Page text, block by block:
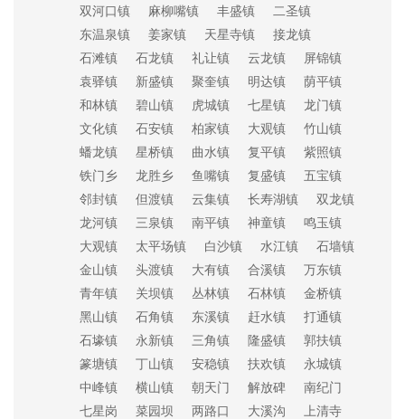
双河口镇
麻柳嘴镇 丰盛镇
二圣镇
东温泉镇
姜家镇 天星寺镇
接龙镇
石滩镇
石龙镇 礼让镇 云龙镇
屏锦镇
袁驿镇
新盛镇 聚奎镇 明达镇
荫平镇
和林镇
碧山镇 虎城镇 七星镇
龙门镇
文化镇
石安镇 柏家镇 大观镇
竹山镇
蟠龙镇
星桥镇 曲水镇 复平镇
紫照镇
铁门乡
龙胜乡 鱼嘴镇 复盛镇
五宝镇
邻封镇
但渡镇 云集镇 长寿湖镇
双龙镇
龙河镇
三泉镇 南平镇 神童镇
鸣玉镇
大观镇
太平场镇 白沙镇 水江镇
石墙镇
金山镇
头渡镇 大有镇 合溪镇
万东镇
青年镇
关坝镇 丛林镇 石林镇
金桥镇
黑山镇
石角镇 东溪镇 赶水镇
打通镇
石壕镇
永新镇 三角镇 隆盛镇
郭扶镇
篆塘镇
丁山镇 安稳镇 扶欢镇
永城镇
中峰镇
横山镇 朝天门 解放碑
南纪门
七星岗
菜园坝 两路口 大溪沟
上清寺